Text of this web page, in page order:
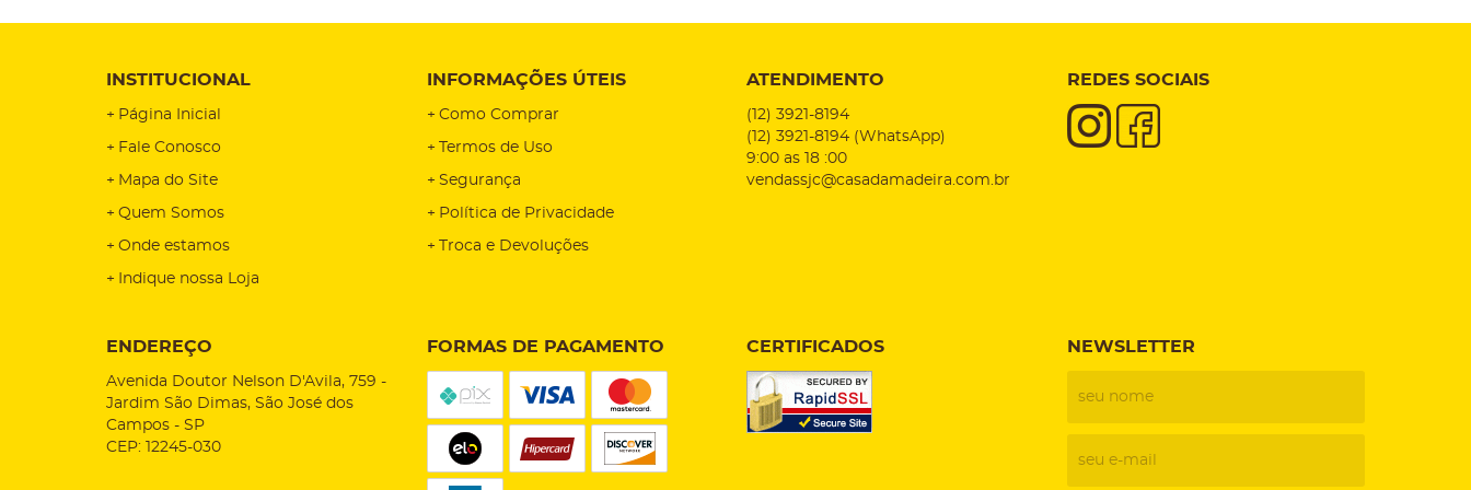
INSTITUCIONAL
Página Inicial
Fale Conosco
Mapa do Site
Quem Somos
Onde estamos
Indique nossa Loja
INFORMAÇÕES ÚTEIS
Como Comprar
Termos de Uso
Segurança
Política de Privacidade
Troca e Devoluções
ATENDIMENTO
(12) 3921-8194
(12) 3921-8194 (WhatsApp)
9:00 as 18 :00
vendassjc@casadamadeira.com.br
REDES SOCIAIS
ENDEREÇO
Avenida Doutor Nelson D'Avila, 759 -
Jardim São Dimas, São José dos
Campos - SP
CEP: 12245-030
FORMAS DE PAGAMENTO CERTIFICADOS NEWSLETTER